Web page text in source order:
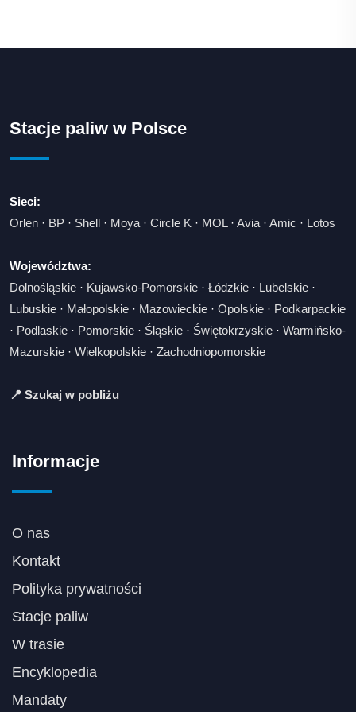
Stacje paliw w Polsce
Sieci:
Orlen · BP · Shell · Moya · Circle K · MOL· Avia · Amic · Lotos
Województwa:
Dolnośląskie · Kujawsko-Pomorskie · Łódzkie · Lubelskie ·
Lubuskie · Małopolskie · Mazowieckie · Opolskie · Podkarpackie
· Podlaskie · Pomorskie · Śląskie · Świętokrzyskie · Warmińsko-
Mazurskie · Wielkopolskie · Zachodniopomorskie
📍 Szukaj w pobliżu
Informacje
O nas
Kontakt
Polityka prywatności
Stacje paliw
W trasie
Encyklopedia
Mandaty